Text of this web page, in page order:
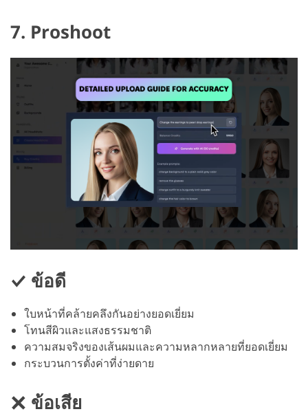
7. Proshoot
ข้อดี
ใบหน้าที่คล้ายคลึงกันอย่างยอดเยี่ยม
โทนสีผิวและแสงธรรมชาติ
ความสมจริงของเส้นผมและความหลากหลายที่ยอดเยี่ยม
กระบวนการตั้งค่าที่ง่ายดาย
ข้อเสีย